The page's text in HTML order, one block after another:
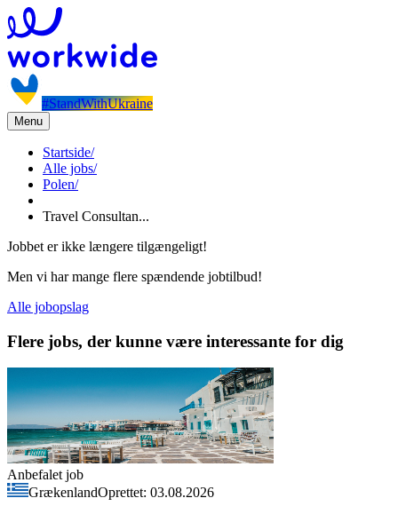
#StandWithUkraine
Menu
Startside/
Alle jobs/
Polen/
Travel Consultan...
Jobbet er ikke længere tilgængeligt!
Men vi har mange flere spændende jobtilbud!
Alle jobopslag
Flere jobs, der kunne være interessante for dig
Anbefalet job
GrækenlandOprettet: 03.08.2026